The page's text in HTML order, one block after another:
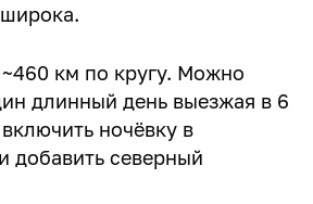
~460 км по кругу. Можно
длинный день выезжая в 6
ночёвку в
добавить северный